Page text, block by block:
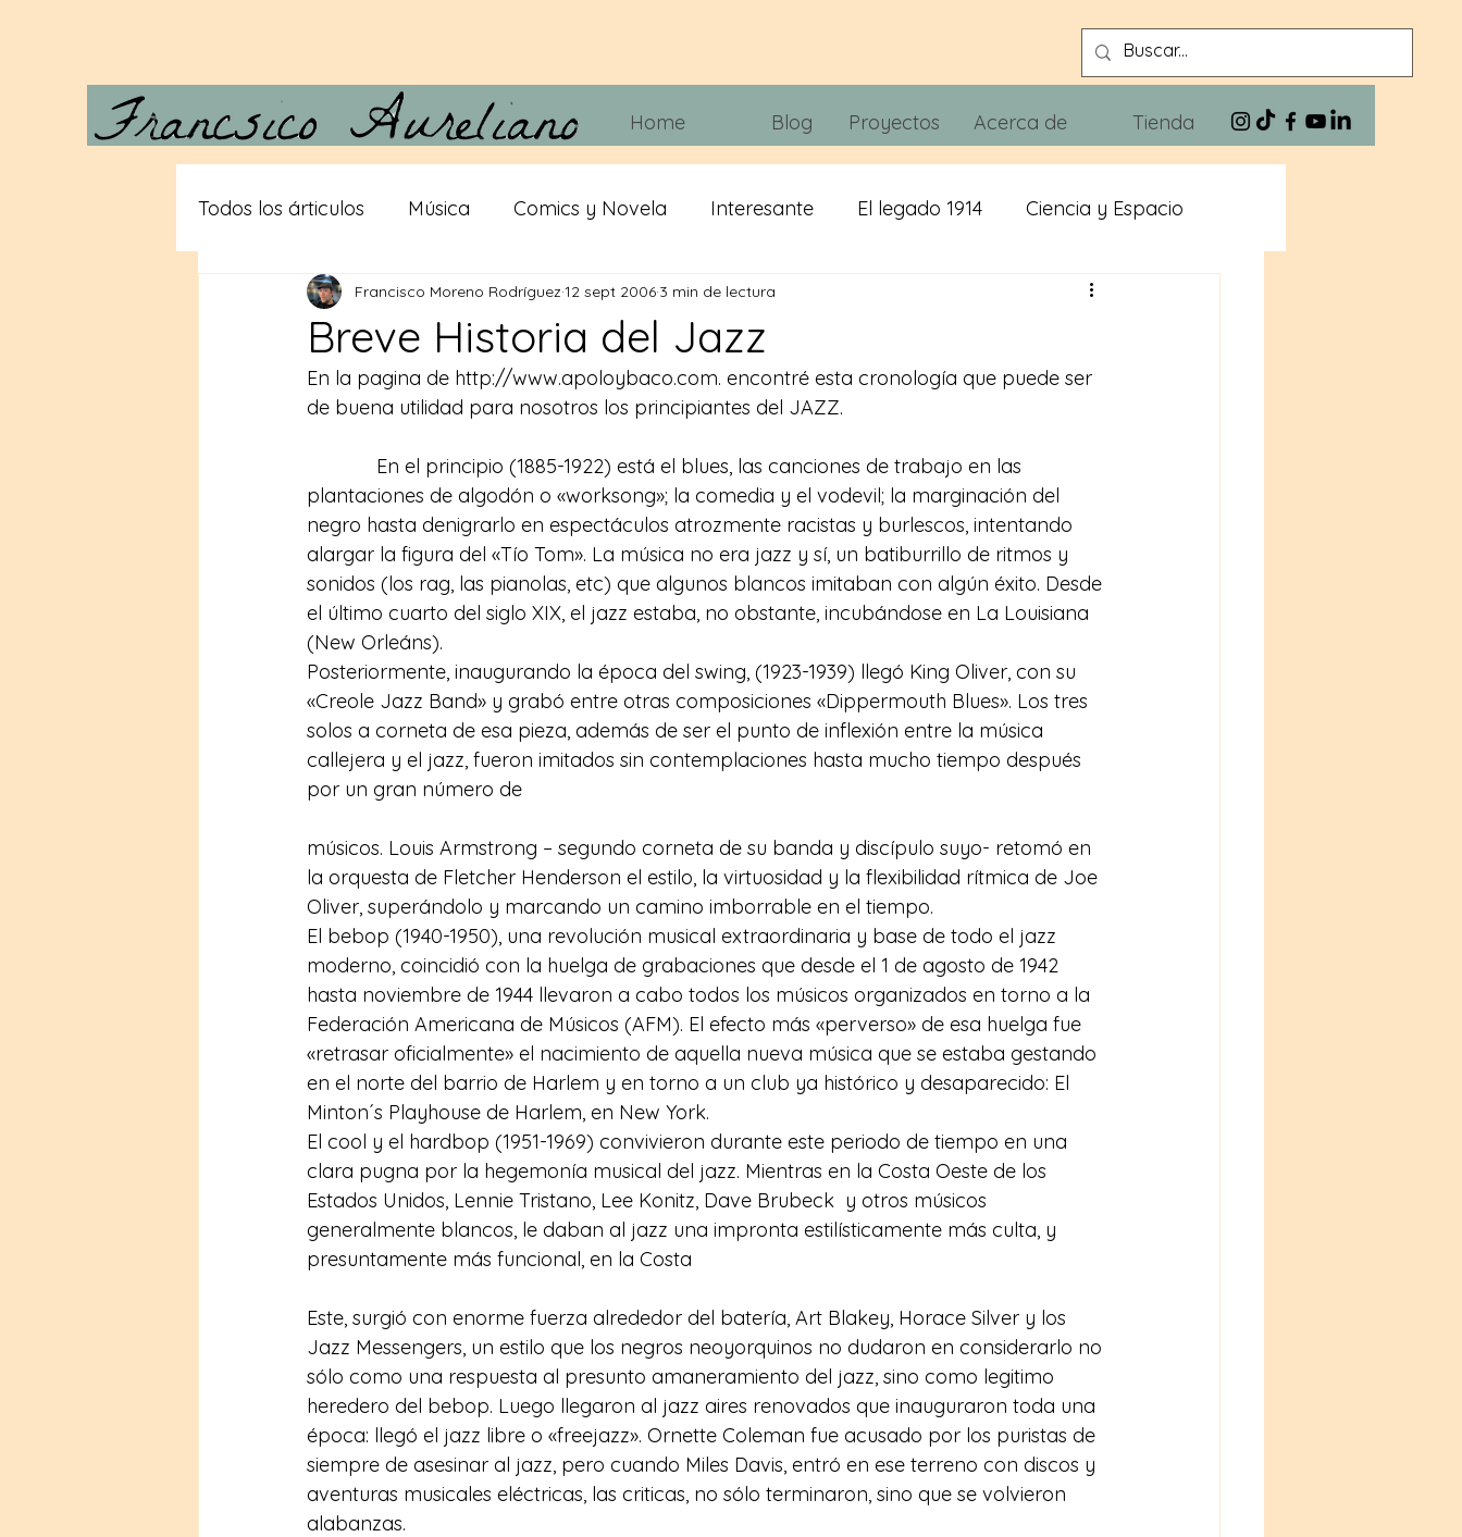
Home Blog Proyectos Acerca de Tienda
Todos los árticulos Música Comics y Novela Interesante El legado 1914 Ciencia y Espacio
Carta a Vera Desde las tripas Juegos Tecnología Xivra The Blues
Gigantes Teorias conspiracion cerveza IA Misticismo
Breve Historia del Jazz
Francisco Moreno Rodríguez 12 sept 2006 3 min de lectura
En la pagina de http://www.apoloybaco.com. encontré esta cronología que puede ser
de buena utilidad para nosotros los principiantes del JAZZ.
En el principio (1885-1922) está el blues, las canciones de trabajo en las
plantaciones de algodón o «worksong»; la comedia y el vodevil; la marginación del
negro hasta denigrarlo en espectáculos atrozmente racistas y burlescos, intentando
alargar la figura del «Tío Tom». La música no era jazz y sí, un batiburrillo de ritmos y
sonidos (los rag, las pianolas, etc) que algunos blancos imitaban con algún éxito. Desde
el último cuarto del siglo XIX, el jazz estaba, no obstante, incubándose en La Louisiana
(New Orleáns).
Posteriormente, inaugurando la época del swing, (1923-1939) llegó King Oliver, con su
«Creole Jazz Band» y grabó entre otras composiciones «Dippermouth Blues». Los tres
solos a corneta de esa pieza, además de ser el punto de inflexión entre la música
callejera y el jazz, fueron imitados sin contemplaciones hasta mucho tiempo después
por un gran número de
músicos. Louis Armstrong – segundo corneta de su banda y discípulo suyo- retomó en
la orquesta de Fletcher Henderson el estilo, la virtuosidad y la flexibilidad rítmica de Joe
Oliver, superándolo y marcando un camino imborrable en el tiempo.
El bebop (1940-1950), una revolución musical extraordinaria y base de todo el jazz
moderno, coincidió con la huelga de grabaciones que desde el 1 de agosto de 1942
hasta noviembre de 1944 llevaron a cabo todos los músicos organizados en torno a la
Federación Americana de Músicos (AFM). El efecto más «perverso» de esa huelga fue
«retrasar oficialmente» el nacimiento de aquella nueva música que se estaba gestando
en el norte del barrio de Harlem y en torno a un club ya histórico y desaparecido: El
Minton´s Playhouse de Harlem, en New York.
El cool y el hardbop (1951-1969) convivieron durante este periodo de tiempo en una
clara pugna por la hegemonía musical del jazz. Mientras en la Costa Oeste de los
Estados Unidos, Lennie Tristano, Lee Konitz, Dave Brubeck  y otros músicos
generalmente blancos, le daban al jazz una impronta estilísticamente más culta, y
presuntamente más funcional, en la Costa
Este, surgió con enorme fuerza alrededor del batería, Art Blakey, Horace Silver y los
Jazz Messengers, un estilo que los negros neoyorquinos no dudaron en considerarlo no
sólo como una respuesta al presunto amaneramiento del jazz, sino como legitimo
heredero del bebop. Luego llegaron al jazz aires renovados que inauguraron toda una
época: llegó el jazz libre o «freejazz». Ornette Coleman fue acusado por los puristas de
siempre de asesinar al jazz, pero cuando Miles Davis, entró en ese terreno con discos y
aventuras musicales eléctricas, las criticas, no sólo terminaron, sino que se volvieron
alabanzas.